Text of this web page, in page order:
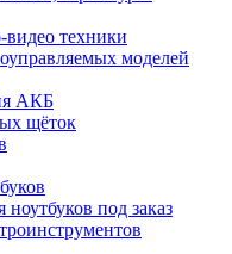
техники
моделей
АКБ
щёток
под заказ